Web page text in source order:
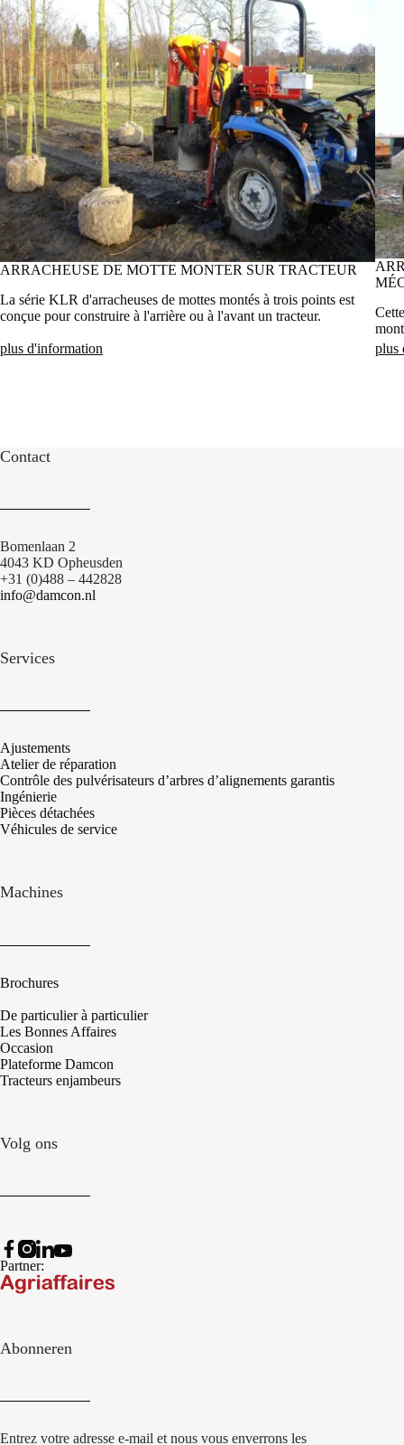
ARRACHEUSE DE MOTTE MONTER SUR TRACTEUR
La série KLR d'arracheuses de mottes montés à trois points est
conçue pour construire à l'arrière ou à l'avant un tracteur.
plus d'information
plus
Contact
Bomenlaan 2
4043 KD Opheusden
+31 (0)488 – 442828
info@damcon.nl
Services
Ajustements
Atelier de réparation
Contrôle des pulvérisateurs d’arbres d’alignements garantis
Ingénierie
Pièces détachées
Véhicules de service
Machines
Brochures
De particulier à particulier
Les Bonnes Affaires
Occasion
Plateforme Damcon
Tracteurs enjambeurs
Volg ons
Partner:
Abonneren
Entrez votre adresse e-mail et nous vous enverrons les